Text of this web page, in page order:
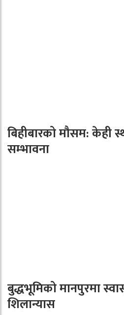
बिहीबारको मौसम: केही
सम्भावना
बुद्धभूमिको मानपुरमा
शिलान्यास